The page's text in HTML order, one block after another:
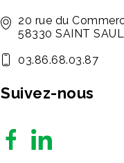
20 rue du
58330 SAINT
03.86.68.03.87
Suivez-nous